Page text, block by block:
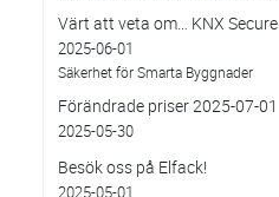
Värt att veta om… KNX Secure
2025-06-01
Säkerhet för Smarta Byggnader
Förändrade priser 2025-07-01
2025-05-30
Besök oss på Elfack!
2025-05-01